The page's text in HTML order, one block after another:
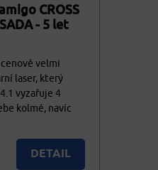
CROSS
- 5 let
velmi
laser, který
vyzařuje 4
kolmé, navíc
DETAIL